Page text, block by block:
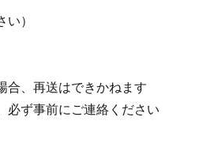
）
合、再送はできかねます
必ず事前にご連絡ください